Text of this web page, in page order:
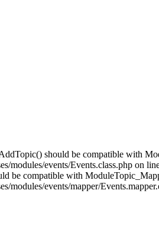
should be compatible with
modules/events/Events.class.php on
be compatible with
modules/events/mapper/